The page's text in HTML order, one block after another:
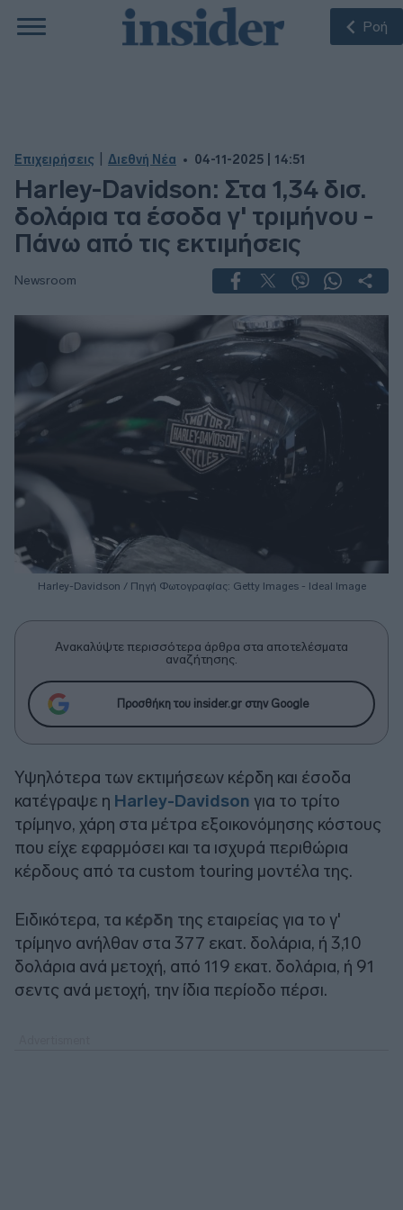
Ροή
Επιχειρήσεις Διεθνή Νέα 04-11-2025 | 14:51
Harley-Davidson: Στα 1,34 δισ.
δολάρια τα έσοδα γ' τριμήνου -
Πάνω από τις εκτιμήσεις
Newsroom
Harley-Davidson / Πηγή Φωτογραφίας: Getty Images - Ideal Image
Ανακαλύψτε περισσότερα άρθρα στα αποτελέσματα
αναζήτησης.
Προσθήκη του insider.gr στην Google
Υψηλότερα των εκτιμήσεων κέρδη και έσοδα
κατέγραψε η Harley-Davidson για το τρίτο
τρίμηνο, χάρη στα μέτρα εξοικονόμησης κόστους
που είχε εφαρμόσει και τα ισχυρά περιθώρια
κέρδους από τα custom touring μοντέλα της.
Ειδικότερα, τα κέρδη της εταιρείας για το γ'
τρίμηνο ανήλθαν στα 377 εκατ. δολάρια, ή 3,10
δολάρια ανά μετοχή, από 119 εκατ. δολάρια, ή 91
σεντς ανά μετοχή, την ίδια περίοδο πέρσι.